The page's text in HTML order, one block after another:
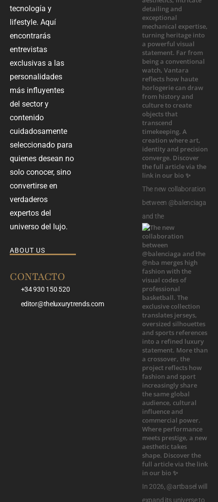
tecnología y
lifestyle. Aquí
encontrarás
entrevistas
exclusivas a las
personalidades
más influyentes
del sector y
contenido
cuidadosamente
seleccionado para
quienes desean no
solo conocer, sino
convertirse en
verdaderos
expertos del
universo del lujo.
ABOUT US
CONTACTO
+34 930 150 520
editor@theluxurytrends.com
The new collaboration
between @balenciaga
and the
In 2026, @artbasel will
expand its universe to